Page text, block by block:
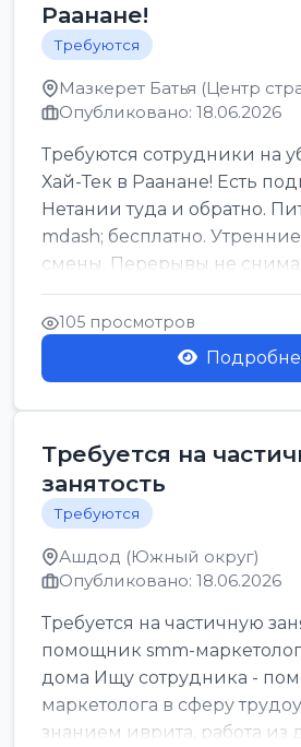
Раанане!
Требуются
Мазкерет Батья (Центр
Опубликовано: 18.06.2026
Требуются сотрудники на
Хай-Тек в Раанане! Есть
Нетании туда и обратно.
mdash; бесплатно.
смены. Перерывы не
для всех...
105 просмотров
Требуется на
занятость
Требуются
Ашдод (Южный округ)
Опубликовано: 18.06.2026
Требуется на частичную
помощник smm-
дома Ищу сотрудника -
маркетолога в сферу
знанием иврита, работа из